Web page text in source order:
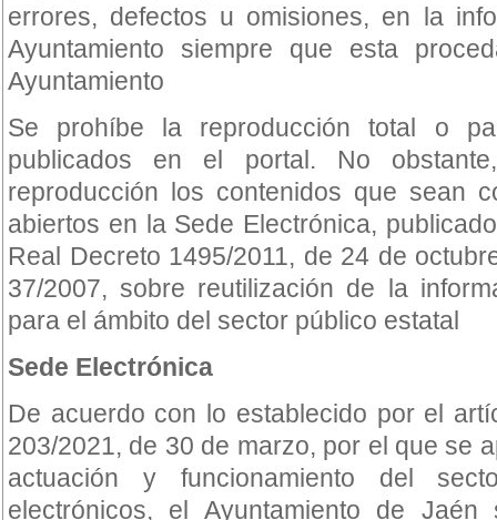
errores, defectos u omisiones, en la
Ayuntamiento siempre que esta
Ayuntamiento
Se prohíbe la reproducción total o
publicados en el portal. No
reproducción los contenidos que sean
abiertos en la Sede Electrónica,
Real Decreto 1495/2011, de 24 de
37/2007, sobre reutilización de la
para el ámbito del sector público estatal
Sede Electrónica
De acuerdo con lo establecido por el
203/2021, de 30 de marzo, por el que se
actuación y funcionamiento del
electrónicos, el Ayuntamiento de